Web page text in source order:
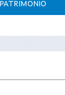
PATRIMONIO